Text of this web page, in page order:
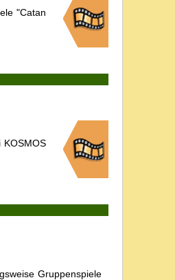
"Catan
Gruppenspiele